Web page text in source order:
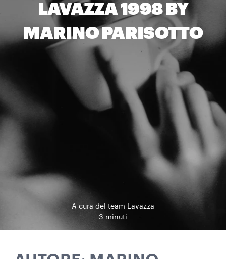
LAVAZZA 1998 BY
MARINO PARISOTTO
A cura del team Lavazza
3 minuti